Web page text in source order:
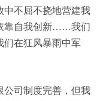
中不屈不挠地营建我
靠自我创新……我们
们在狂风暴雨中军
公司制度完善，但我